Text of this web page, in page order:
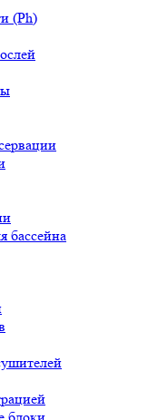
(Ph)
бассейна